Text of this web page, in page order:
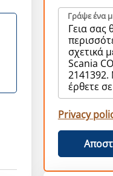
Privacy